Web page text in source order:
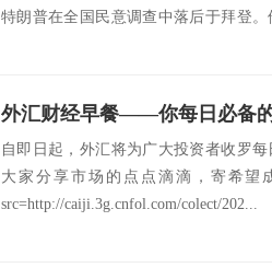
特朗普在全国民意调查中落后于拜登
外汇财经早餐——你每日必备
自即日起，外汇将为广大投资者收罗
大家分享市场的点点滴滴，寄希望
src=http://caiji.3g.cnfol.com/colect/202...